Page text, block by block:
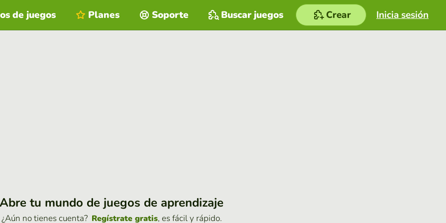
Inicia sesión
de juegos Planes Soporte Buscar juegos Crear
Abre tu mundo de juegos de aprendizaje
¿Aún no tienes cuenta? Regístrate gratis, es fácil y rápido.